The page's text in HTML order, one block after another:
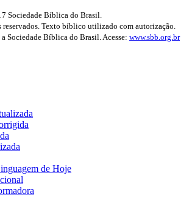
Sociedade Bíblica do Brasil.
reservados. Texto bíblico utilizado com autorização.
a Sociedade Bíblica do Brasil. Acesse: www.sbb.org.br
de Hoje